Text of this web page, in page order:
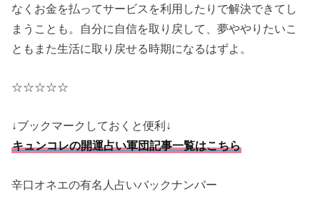
なくお金を払ってサービスを利用したりで解決できてし
まうことも。自分に自信を取り戻して、夢ややりたいこ
ともまた生活に取り戻せる時期になるはずよ。
☆☆☆☆☆
↓ブックマークしておくと便利↓
キュンコレの開運占い軍団記事一覧はこちら
辛口オネエの有名人占いバックナンバー